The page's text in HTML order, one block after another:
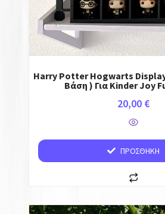
Harry Potter Hogwarts
Βάση ) Για Kinder Joy
20,00 €
ΠΡΟΣΘΉΚΗ